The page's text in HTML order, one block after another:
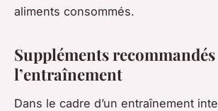
aliments consommés.
Suppléments
l’entraînement
Dans le cadre d’un entraînement